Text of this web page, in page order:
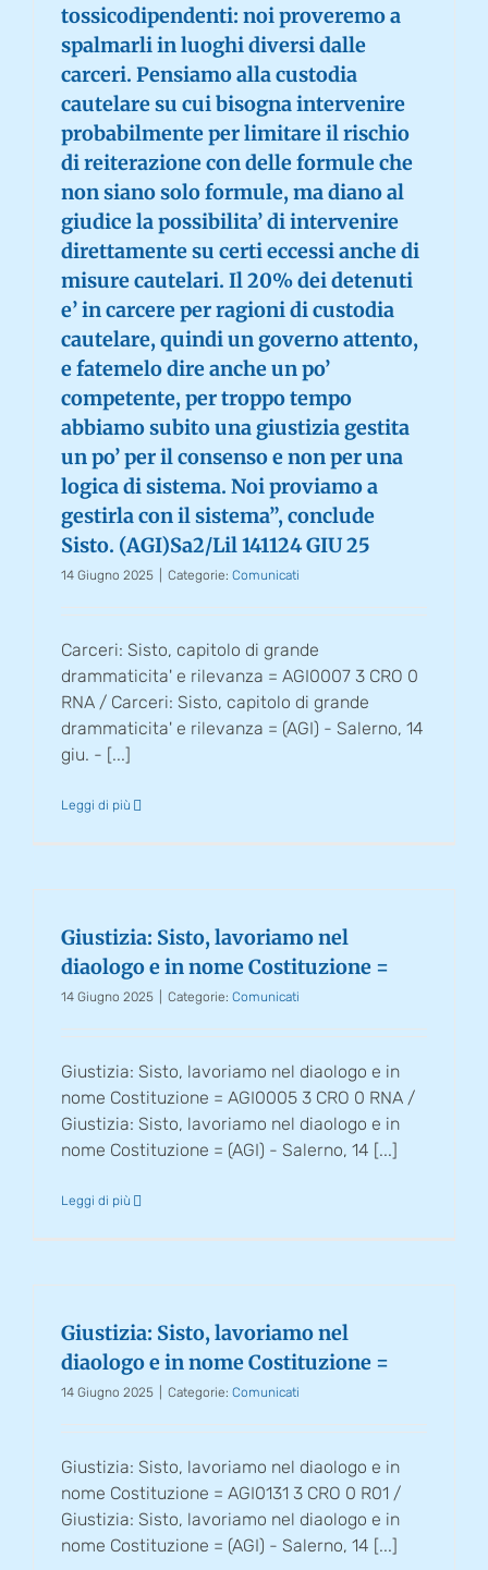
tossicodipendenti: noi proveremo a
spalmarli in luoghi diversi dalle
carceri. Pensiamo alla custodia
cautelare su cui bisogna intervenire
probabilmente per limitare il rischio
di reiterazione con delle formule che
non siano solo formule, ma diano al
giudice la possibilita’ di intervenire
direttamente su certi eccessi anche di
misure cautelari. Il 20% dei detenuti
e’ in carcere per ragioni di custodia
cautelare, quindi un governo attento,
e fatemelo dire anche un po’
competente, per troppo tempo
abbiamo subito una giustizia gestita
un po’ per il consenso e non per una
logica di sistema. Noi proviamo a
gestirla con il sistema”, conclude
Sisto. (AGI)Sa2/Lil 141124 GIU 25
14 Giugno 2025 Categorie: Comunicati
Carceri: Sisto, capitolo di grande
drammaticita' e rilevanza = AGI0007 3 CRO 0
RNA / Carceri: Sisto, capitolo di grande
drammaticita' e rilevanza = (AGI) - Salerno, 14
giu. - [...]
Leggi di più
Giustizia: Sisto, lavoriamo nel
diaologo e in nome Costituzione =
14 Giugno 2025 Categorie: Comunicati
Giustizia: Sisto, lavoriamo nel diaologo e in
nome Costituzione = AGI0005 3 CRO 0 RNA /
Giustizia: Sisto, lavoriamo nel diaologo e in
nome Costituzione = (AGI) - Salerno, 14 [...]
Leggi di più
Giustizia: Sisto, lavoriamo nel
diaologo e in nome Costituzione =
14 Giugno 2025 Categorie: Comunicati
Giustizia: Sisto, lavoriamo nel diaologo e in
nome Costituzione = AGI0131 3 CRO 0 R01 /
Giustizia: Sisto, lavoriamo nel diaologo e in
nome Costituzione = (AGI) - Salerno, 14 [...]